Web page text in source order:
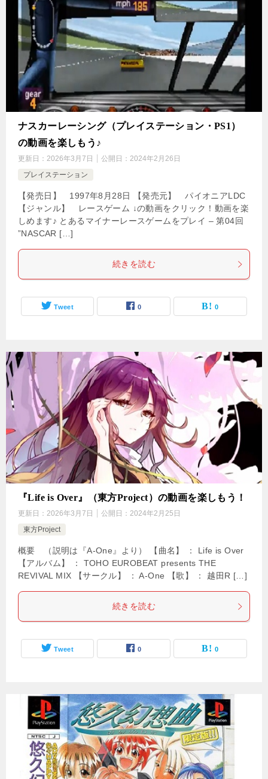
ナスカーレーシング（プレイステーション・PS1）
の動画を楽しもう♪
更新日： 2026年3月7日 公開日： 2024年2月26日
プレイステーション
【発売日】 1997年8月28日 【発売元】 パイオニアLDC
【ジャンル】 レースゲーム ↓の動画をクリック！動画を楽
しめます♪ とあるマイナーレースゲームをプレイ – 第04回
”NASCAR […]
続きを読む
Tweet 0 0
『Life is Over』（東方Project）の動画を楽しもう！
更新日： 2026年3月7日 公開日： 2024年2月25日
東方Project
概要 （説明は『A-One』より） 【曲名】 ： Life is Over
【アルバム】 ： TOHO EUROBEAT presents THE
REVIVAL MIX 【サークル】 ： A-One 【歌】 ： 越田R […]
続きを読む
Tweet 0 0